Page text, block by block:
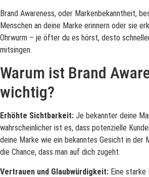
Brand Awareness, oder Markenbekanntheit,
Menschen an deine Marke erinnern oder sie
Ohrwurm – je öfter du es hörst, desto
mitsingen.
Warum ist Brand
wichtig?
Erhöhte Sichtbarkeit: Je bekannter deine
wahrscheinlicher ist es, dass potenzielle
deine Marke wie ein bekanntes Gesicht in der
die Chance, dass man auf dich zugeht.
Vertrauen und Glaubwürdigkeit: Eine starke